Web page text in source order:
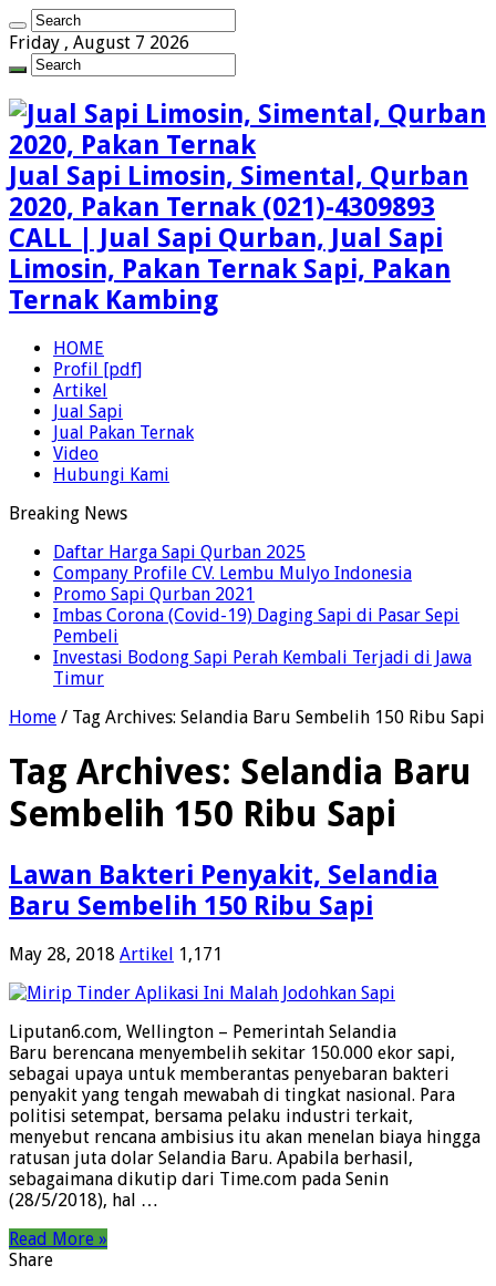
Friday , August 7 2026
Jual Sapi Limosin, Simental, Qurban
2020, Pakan Ternak (021)-4309893
CALL | Jual Sapi Qurban, Jual Sapi
Limosin, Pakan Ternak Sapi, Pakan
Ternak Kambing
HOME
Profil [pdf]
Artikel
Jual Sapi
Jual Pakan Ternak
Video
Hubungi Kami
Breaking News
Daftar Harga Sapi Qurban 2025
Company Profile CV. Lembu Mulyo Indonesia
Promo Sapi Qurban 2021
Imbas Corona (Covid-19) Daging Sapi di Pasar Sepi
Pembeli
Investasi Bodong Sapi Perah Kembali Terjadi di Jawa
Timur
Home / Tag Archives: Selandia Baru Sembelih 150 Ribu Sapi
Tag Archives: Selandia Baru
Sembelih 150 Ribu Sapi
Lawan Bakteri Penyakit, Selandia
Baru Sembelih 150 Ribu Sapi
May 28, 2018 Artikel 1,171
Liputan6.com, Wellington – Pemerintah Selandia
Baru berencana menyembelih sekitar 150.000 ekor sapi,
sebagai upaya untuk memberantas penyebaran bakteri
penyakit yang tengah mewabah di tingkat nasional. Para
politisi setempat, bersama pelaku industri terkait,
menyebut rencana ambisius itu akan menelan biaya hingga
ratusan juta dolar Selandia Baru. Apabila berhasil,
sebagaimana dikutip dari Time.com pada Senin
(28/5/2018), hal …
Read More »
Share